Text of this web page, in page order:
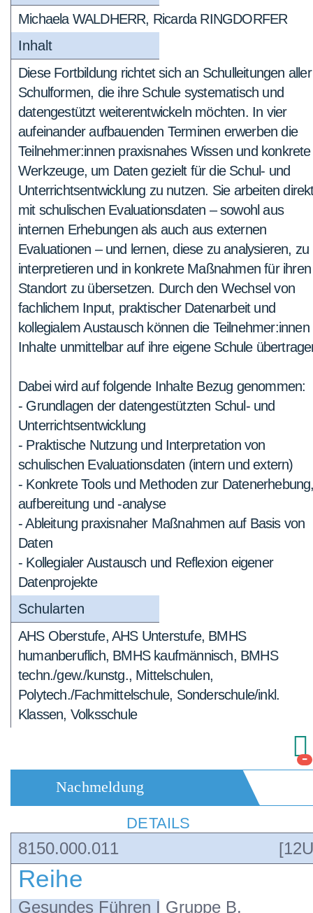
Michaela WALDHERR, Ricarda RINGDORFER
Inhalt
Diese Fortbildung richtet sich an Schulleitungen aller
Schulformen, die ihre Schule systematisch und
datengestützt weiterentwickeln möchten. In vier
aufeinander aufbauenden Terminen erwerben die
Teilnehmer:innen praxisnahes Wissen und konkrete
Werkzeuge, um Daten gezielt für die Schul- und
Unterrichtsentwicklung zu nutzen. Sie arbeiten
mit schulischen Evaluationsdaten – sowohl aus
internen Erhebungen als auch aus externen
Evaluationen – und lernen, diese zu analysieren, zu
interpretieren und in konkrete Maßnahmen für ihren
Standort zu übersetzen. Durch den Wechsel von
fachlichem Input, praktischer Datenarbeit und
kollegialem Austausch können die Teilnehmer:innen
Inhalte unmittelbar auf ihre eigene Schule
Dabei wird auf folgende Inhalte Bezug genommen:
- Grundlagen der datengestützten Schul- und
Unterrichtsentwicklung
- Praktische Nutzung und Interpretation von
schulischen Evaluationsdaten (intern und extern)
- Konkrete Tools und Methoden zur
aufbereitung und -analyse
- Ableitung praxisnaher Maßnahmen auf Basis von
Daten
- Kollegialer Austausch und Reflexion eigener
Datenprojekte
Schularten
AHS Oberstufe, AHS Unterstufe, BMHS
humanberuflich, BMHS kaufmännisch, BMHS
techn./gew./kunstg., Mittelschulen,
Polytech./Fachmittelschule, Sonderschule/inkl.
Klassen, Volksschule
-
Nachmeldung
DETAILS
8150.000.011
Reihe
Gesundes Führen I Gruppe B.